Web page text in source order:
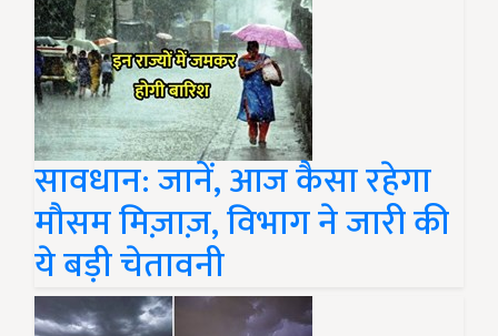
सावधान: जानें, आज कैसा रहेगा
मौसम मिज़ाज़, विभाग ने जारी की
ये बड़ी चेतावनी